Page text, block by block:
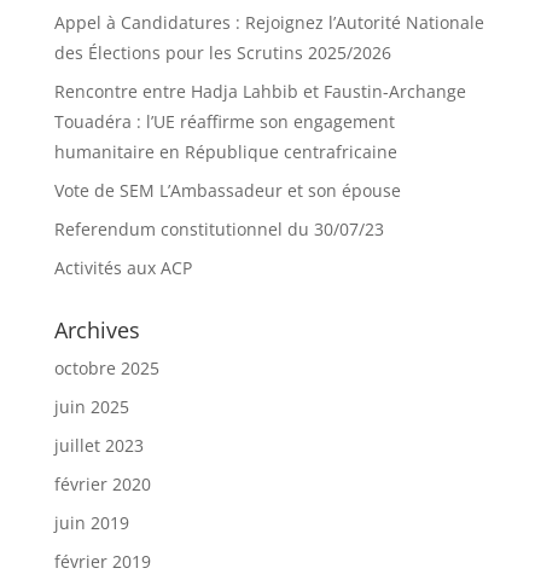
Appel à Candidatures : Rejoignez l’Autorité Nationale
des Élections pour les Scrutins 2025/2026
Rencontre entre Hadja Lahbib et Faustin-Archange
Touadéra : l’UE réaffirme son engagement
humanitaire en République centrafricaine
Vote de SEM L’Ambassadeur et son épouse
Referendum constitutionnel du 30/07/23
Activités aux ACP
Archives
octobre 2025
juin 2025
juillet 2023
février 2020
juin 2019
février 2019